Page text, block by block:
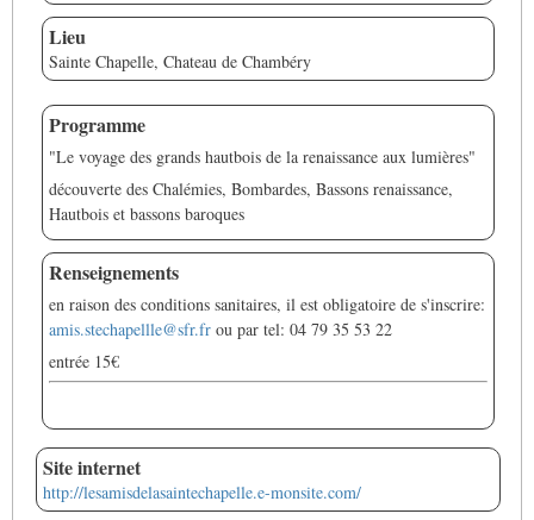
Lieu
Sainte Chapelle, Chateau de Chambéry
Programme
"Le voyage des grands hautbois de la renaissance aux lumières"
découverte des Chalémies, Bombardes, Bassons renaissance,
Hautbois et bassons baroques
Renseignements
en raison des conditions sanitaires, il est obligatoire de s'inscrire:
amis.stechapellle@sfr.fr ou par tel: 04 79 35 53 22
entrée 15€
Site internet
http://lesamisdelasaintechapelle.e-monsite.com/